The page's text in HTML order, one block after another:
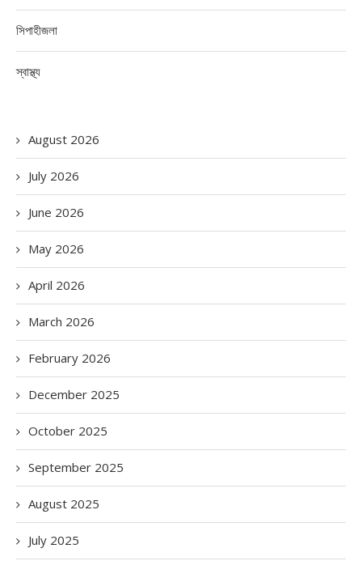
সিপাহীজলা
স্বাস্থ্য
August 2026
July 2026
June 2026
May 2026
April 2026
March 2026
February 2026
December 2025
October 2025
September 2025
August 2025
July 2025